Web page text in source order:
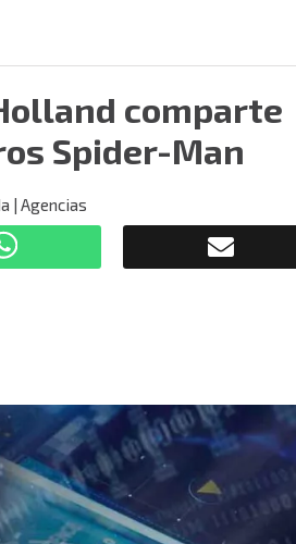
comparte
Spider-Man
| Agencias